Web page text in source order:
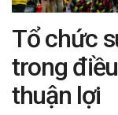
Tổ chức
trong
thuận lợi